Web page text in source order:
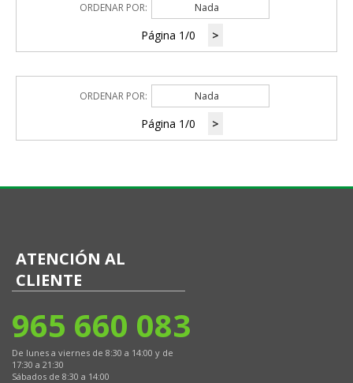
ORDENAR POR: Nada
Página 1/0 >
ORDENAR POR: Nada
Página 1/0 >
ATENCIÓN AL
CLIENTE
965 660 083
De lunes a viernes de 8:30 a 14:00 y de
17:30 a 21:30
Sábados de 8:30 a 14:00